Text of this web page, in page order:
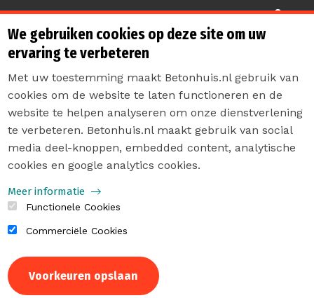
Sterk de toekomst in
Privacyverklaring
Sitemap
We gebruiken cookies op deze site om uw
ervaring te verbeteren
Met uw toestemming maakt Betonhuis.nl gebruik van
cookies om de website te laten functioneren en de
website te helpen analyseren om onze dienstverlening
te verbeteren. Betonhuis.nl maakt gebruik van social
media deel-knoppen, embedded content, analytische
cookies en google analytics cookies.
Meer informatie
Functionele Cookies
Commerciële Cookies
Voorkeuren opslaan